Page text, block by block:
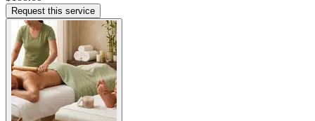
Request this service